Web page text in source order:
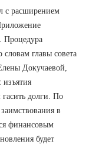
с расширением
Процедура
главы совета
Докучаевой,
изъятия
гасить долги. По
в
финансовым
будет